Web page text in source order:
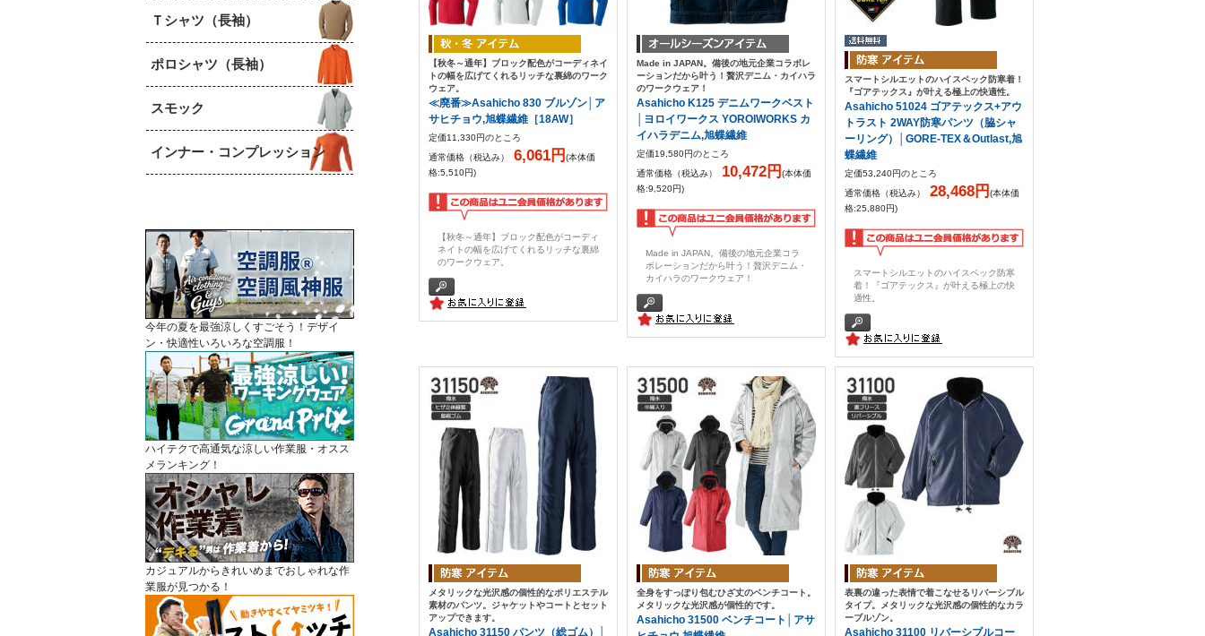
Ｔシャツ（長袖）
ポロシャツ（長袖）
スモック
インナー・コンプレッション
今年の夏を最強涼しくすごそう！デザイ
ン・快適性いろいろな空調服！
ハイテクで高通気な涼しい作業服・オスス
メランキング！
カジュアルからきれいめまでおしゃれな作
業服が見つかる！
【秋冬～通年】ブロック配色がコーディネイ
トの幅を広げてくれるリッチな裏綿のワーク
ウェア。
≪廃番≫Asahicho 830 ブルゾン│ア
サヒチョウ,旭蝶繊維［18AW］
定価11,330円のところ
通常価格（税込み）
6,061円(本体価
格:5,510円)
【秋冬～通年】ブロック配色がコーディ
ネイトの幅を広げてくれるリッチな裏綿
のワークウェア。
Made in JAPAN。備後の地元企業コラボレ
ーションだから叶う！贅沢デニム・カイハラ
のワークウェア！
Asahicho K125 デニムワークベスト
│ヨロイワークス YOROIWORKS カ
イハラデニム,旭蝶繊維
定価19,580円のところ
通常価格（税込み）
10,472円(本体価
格:9,520円)
Made in JAPAN。備後の地元企業コラ
ボレーションだから叶う！贅沢デニム・
カイハラのワークウェア！
スマートシルエットのハイスペック防寒着！
『ゴアテックス』が叶える極上の快適性。
Asahicho 51024 ゴアテックス+アウ
トラスト 2WAY防寒パンツ（脇シャ
ーリング）│GORE-TEX＆Outlast,旭
蝶繊維
定価53,240円のところ
通常価格（税込み）
28,468円(本体価
格:25,880円)
スマートシルエットのハイスペック防寒
着！『ゴアテックス』が叶える極上の快
適性。
メタリックな光沢感の個性的なポリエステル
素材のパンツ。ジャケットやコートとセット
アップできます。
Asahicho 31150 パンツ（総ゴム）│
全身をすっぽり包むひざ丈のベンチコート。
メタリックな光沢感が個性的です。
Asahicho 31500 ベンチコート│アサ
表裏の違った表情で着こなせるリバーシブル
タイプ。メタリックな光沢感の個性的なカラ
ーブルゾン。
Asahicho 31100 リバーシブルコー